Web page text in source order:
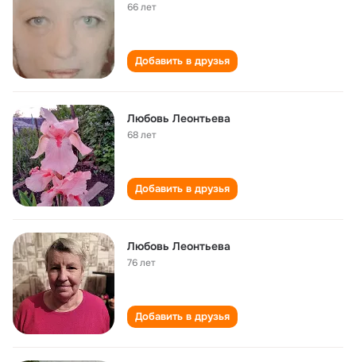
66 лет
Добавить в друзья
Любовь Леонтьева
68 лет
Добавить в друзья
Любовь Леонтьева
76 лет
Добавить в друзья